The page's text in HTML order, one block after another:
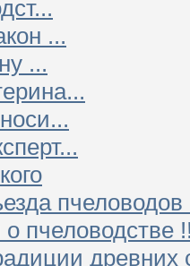
...
...
пчеловодстве
древних